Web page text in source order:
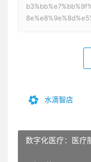
水滴智店
数字化医疗：医疗